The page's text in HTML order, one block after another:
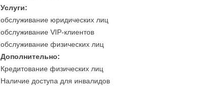
Услуги:
обслуживание юридических лиц
обслуживание VIP-клиентов
обслуживание физических лиц
Дополнительно:
Кредитование физических лиц
Наличие доступа для инвалидов